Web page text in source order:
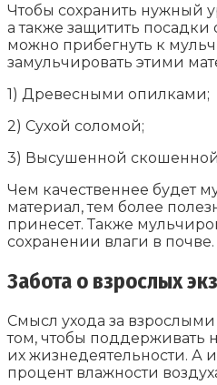
Чтобы сохранить нужный
а также защитить посадки
можно прибегнуть к
замульчировать этими
1) Древесными опилками;
2) Сухой соломой;
3) Высушенной скошенной
Чем качественнее будет
материал, тем более
принесет. Также
сохранении влаги в почве.
Забота о взрослых
Смысл ухода за взрослыми
том, чтобы поддерживать
их жизнедеятельности. А
процент влажности